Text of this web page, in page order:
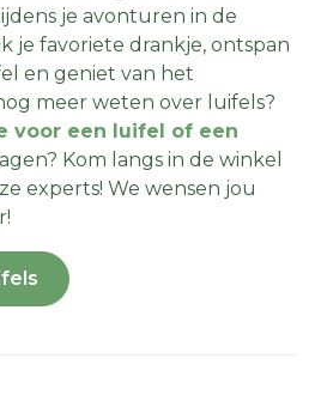
je avonturen in de
je favoriete drankje, ontspan
en geniet van het
meer weten over luifels?
voor een luifel of een
Kom langs in de winkel
experts! We wensen jou